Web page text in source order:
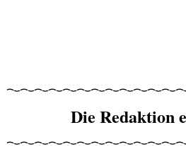
Die Redaktion